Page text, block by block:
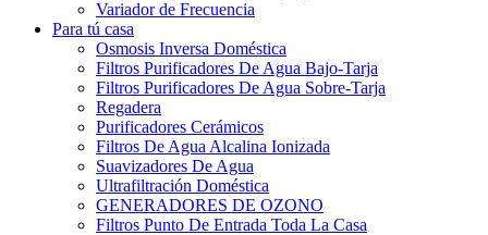
Variador de Frecuencia
Para tú casa
Osmosis Inversa Doméstica
Filtros Purificadores De Agua Bajo-Tarja
Filtros Purificadores De Agua Sobre-Tarja
Regadera
Purificadores Cerámicos
Filtros De Agua Alcalina Ionizada
Suavizadores De Agua
Ultrafiltración Doméstica
GENERADORES DE OZONO
Filtros Punto De Entrada Toda La Casa